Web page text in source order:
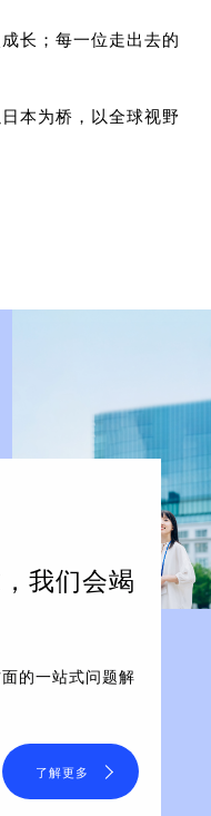
长；每一位走出去的
本为桥，以全球视野
我们会竭
的一站式问题解
了解更多